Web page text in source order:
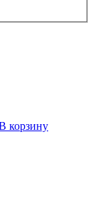
корзину